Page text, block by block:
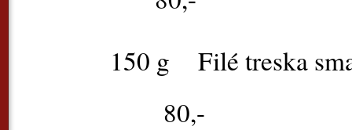
150 g
Filé
80,-